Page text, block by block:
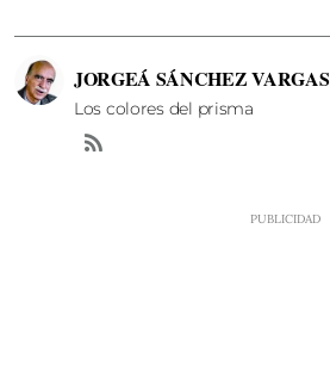
JORGEÁ SÁNCHEZ VARGAS
Los colores del prisma